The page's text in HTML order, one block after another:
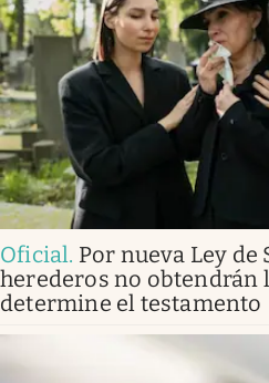
Oficial. Por nueva Ley de
herederos no obtendrán
determine el testamento